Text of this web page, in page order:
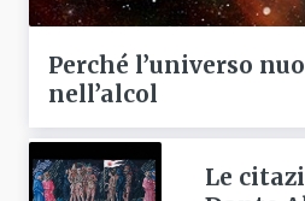
Perché l’universo
nell’alcol
Le